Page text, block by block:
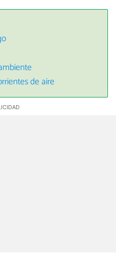
de aire